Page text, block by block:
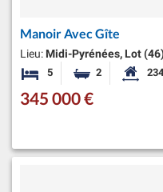
Manoir Avec Gîte
Lieu: Midi-Pyrénées, Lot
5 Chambres
2 Salles de
345 000 €